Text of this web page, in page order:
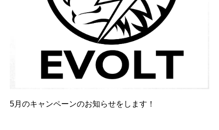
5月のキャンペーンのお知らせをします！